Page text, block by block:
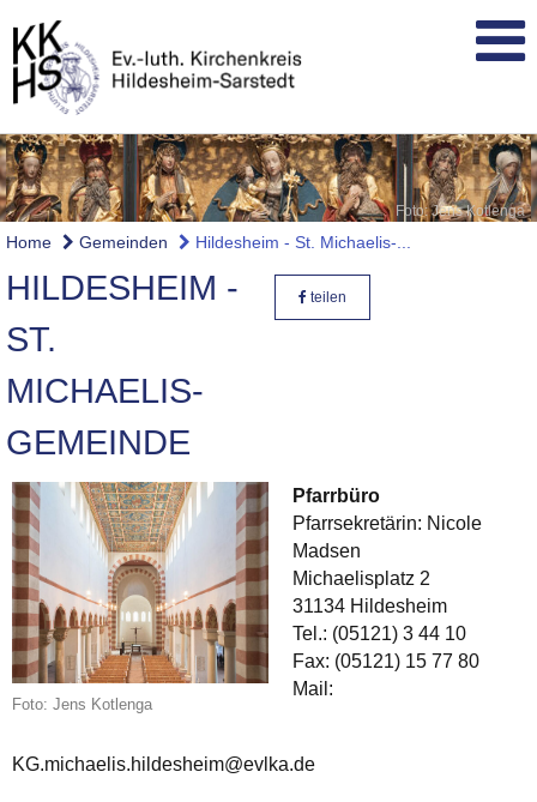
Foto: Jens Kotlenga
Home Gemeinden Hildesheim - St. Michaelis-...
HILDESHEIM -
ST.
MICHAELIS-
GEMEINDE
teilen
Foto: Jens Kotlenga
Pfarrbüro
Pfarrsekretärin: Nicole
Madsen
Michaelisplatz 2
31134 Hildesheim
Tel.: (05121) 3 44 10
Fax: (05121) 15 77 80
Mail:
KG.michaelis.hildesheim@evlka.de